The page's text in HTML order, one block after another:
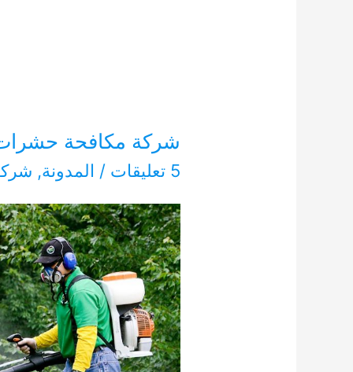
شركة مكافحة حشرات في
5 تعليقات / المدونة,